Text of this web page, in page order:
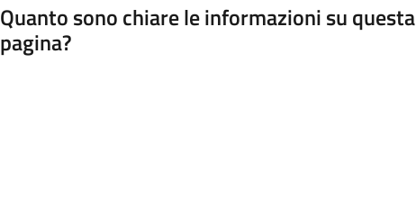
Quanto sono chiare le informazioni su questa
pagina?